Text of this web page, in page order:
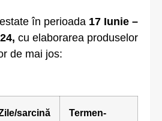
în perioada 17 Iunie –
cu elaborarea produselor
de mai jos:
sarcină
Termen-